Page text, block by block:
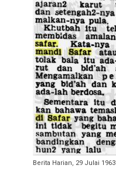
Berita Harian, 29 Julai 1963